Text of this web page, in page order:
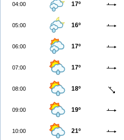
04:00 17º
05:00 16º
06:00 17º
07:00 17º
08:00 18º
09:00 19º
10:00 21º